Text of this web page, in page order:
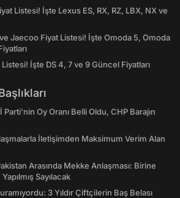
Listesi! İşte Lexus ES, RX, RZ, LBX, NX ve
Jaecoo Fiyat Listesi! İşte Omoda 5, Omoda
İşte DS 4, 7 ve 9 Güncel Fiyatları
Oy Oranı Belli Oldu, CHP Barajın
İletişimden Maksimum Verim Alan
Arasında Mekke Anlaşması: Birine
Sayılacak
3 Yıldır Çiftçilerin Baş Belası